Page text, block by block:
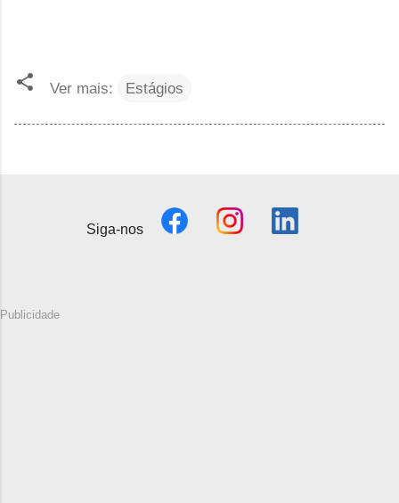
Ver mais: Estágios
Siga-nos
Publicidade